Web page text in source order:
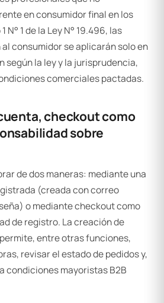
en consumidor final en los
1 de la Ley N° 19.496, las
consumidor se aplicarán solo en
según la ley y la jurisprudencia,
comerciales pactadas.
checkout como
sobre
de dos maneras: mediante una
(creada con correo
o mediante checkout como
de registro. La creación de
entre otras funciones,
revisar el estado de pedidos y,
condiciones mayoristas B2B